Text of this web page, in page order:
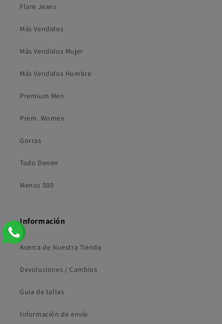
Flare Jeans
Más Vendidos
Más Vendidos Mujer
Más Vendidos Hombre
Premium Men
Prem. Women
Gorras
Todo Denim
Menos 500
Información
Acerca de Nuestra Tienda
Devoluciones / Cambios
Guia de tallas
Información de envío